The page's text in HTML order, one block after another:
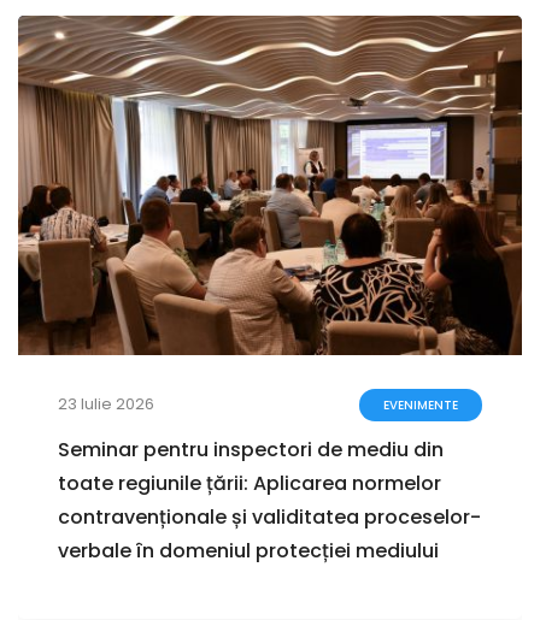
23 Iulie 2026 EVENIMENTE
Seminar pentru inspectori de mediu din
toate regiunile țării: Aplicarea normelor
contravenționale și validitatea proceselor-
verbale în domeniul protecției mediului